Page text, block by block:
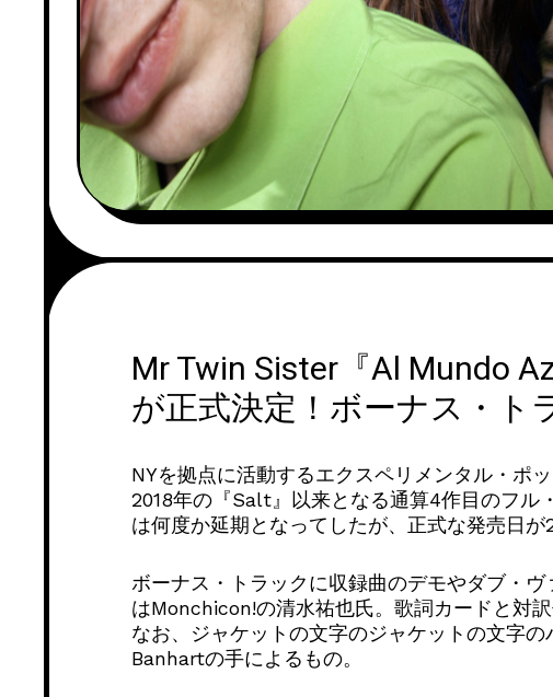
Mr Twin Sister『Al Mundo
が正式決定！ボーナス・ト
NYを拠点に活動するエクスペリメンタル・ポ
2018年の『Salt』以来となる通算4作目のフ
は何度か延期となってしたが、正式な発売日が
ボーナス・トラックに収録曲のデモやダブ・
はMonchicon!の清水祐也氏。歌詞カードと対訳
なお、ジャケットの文字のジャケットの文字
Banhartの手によるもの。